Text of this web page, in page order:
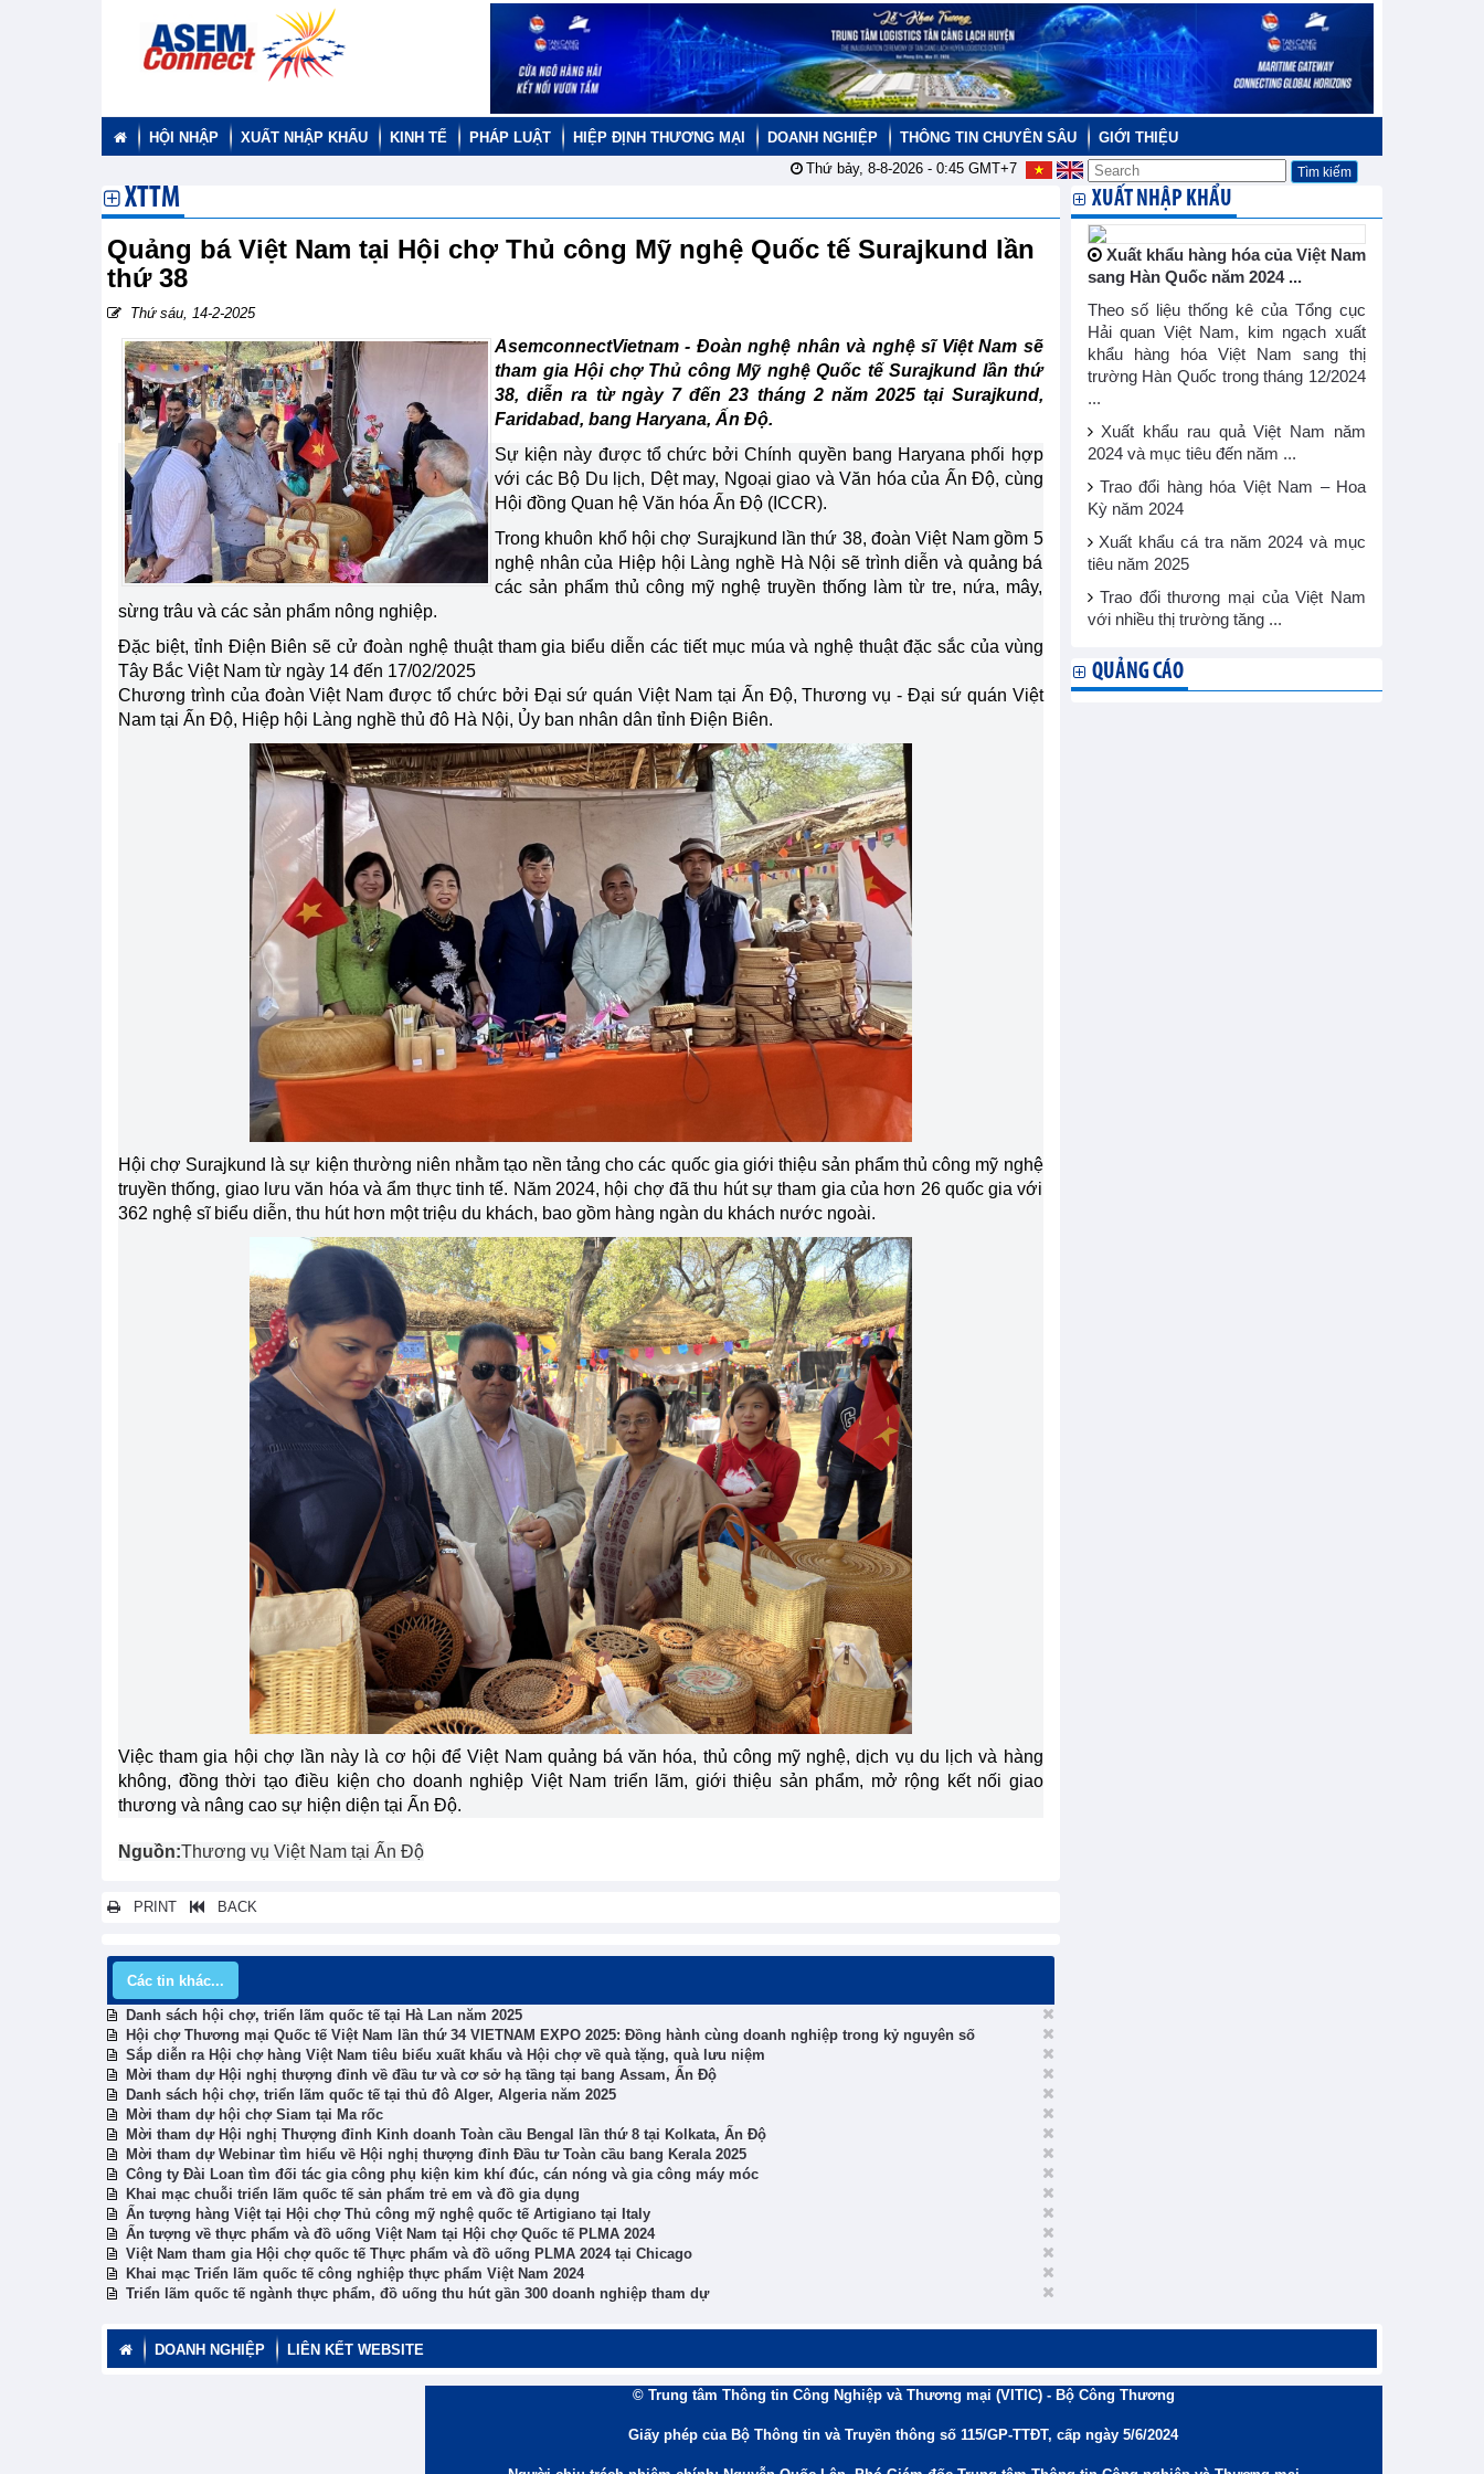
HỘI NHẬP XUẤT NHẬP KHẨU KINH TẾ PHÁP LUẬT HIỆP ĐỊNH THƯƠNG MẠI DOANH NGHIỆP THÔNG TIN CHUYÊN SÂU
GIỚI THIỆU
Thứ bảy, 8-8-2026 - 0:45GMT+7
XTTM
Quảng bá Việt Nam tại Hội chợ Thủ công Mỹ nghệ Quốc tế Surajkund lần
thứ 38
Thứ sáu, 14-2-2025
AsemconnectVietnam - Đoàn nghệ nhân và nghệ sĩ Việt Nam sẽ
tham gia Hội chợ Thủ công Mỹ nghệ Quốc tế Surajkund lần thứ
38, diễn ra từ ngày 7 đến 23 tháng 2 năm 2025 tại Surajkund,
Faridabad, bang Haryana, Ấn Độ.
Sự kiện này được tổ chức bởi Chính quyền bang Haryana phối hợp
với các Bộ Du lịch, Dệt may, Ngoại giao và Văn hóa của Ấn Độ, cùng
Hội đồng Quan hệ Văn hóa Ấn Độ (ICCR).
Trong khuôn khổ hội chợ Surajkund lần thứ 38, đoàn Việt Nam gồm 5
nghệ nhân của Hiệp hội Làng nghề Hà Nội sẽ trình diễn và quảng bá
các sản phẩm thủ công mỹ nghệ truyền thống làm từ tre, nứa, mây,
sừng trâu và các sản phẩm nông nghiệp.
Đặc biệt, tỉnh Điện Biên sẽ cử đoàn nghệ thuật tham gia biểu diễn các tiết mục múa và nghệ thuật đặc sắc của vùng
Tây Bắc Việt Nam từ ngày 14 đến 17/02/2025
Chương trình của đoàn Việt Nam được tổ chức bởi Đại sứ quán Việt Nam tại Ấn Độ, Thương vụ - Đại sứ quán Việt
Nam tại Ấn Độ, Hiệp hội Làng nghề thủ đô Hà Nội, Ủy ban nhân dân tỉnh Điện Biên.
Hội chợ Surajkund là sự kiện thường niên nhằm tạo nền tảng cho các quốc gia giới thiệu sản phẩm thủ công mỹ nghệ
truyền thống, giao lưu văn hóa và ẩm thực tinh tế. Năm 2024, hội chợ đã thu hút sự tham gia của hơn 26 quốc gia với
362 nghệ sĩ biểu diễn, thu hút hơn một triệu du khách, bao gồm hàng ngàn du khách nước ngoài.
Việc tham gia hội chợ lần này là cơ hội để Việt Nam quảng bá văn hóa, thủ công mỹ nghệ, dịch vụ du lịch và hàng
không, đồng thời tạo điều kiện cho doanh nghiệp Việt Nam triển lãm, giới thiệu sản phẩm, mở rộng kết nối giao
thương và nâng cao sự hiện diện tại Ấn Độ.
Nguồn:Thương vụ Việt Nam tại Ấn Độ
PRINT BACK
Các tin khác...
Danh sách hội chợ, triển lãm quốc tế tại Hà Lan năm 2025
Hội chợ Thương mại Quốc tế Việt Nam lần thứ 34 VIETNAM EXPO 2025: Đồng hành cùng doanh nghiệp trong kỷ nguyên số
Sắp diễn ra Hội chợ hàng Việt Nam tiêu biểu xuất khẩu và Hội chợ về quà tặng, quà lưu niệm
Mời tham dự Hội nghị thượng đỉnh về đầu tư và cơ sở hạ tầng tại bang Assam, Ấn Độ
Danh sách hội chợ, triển lãm quốc tế tại thủ đô Alger, Algeria năm 2025
Mời tham dự hội chợ Siam tại Ma rốc
Mời tham dự Hội nghị Thượng đỉnh Kinh doanh Toàn cầu Bengal lần thứ 8 tại Kolkata, Ấn Độ
Mời tham dự Webinar tìm hiểu về Hội nghị thượng đỉnh Đầu tư Toàn cầu bang Kerala 2025
Công ty Đài Loan tìm đối tác gia công phụ kiện kim khí đúc, cán nóng và gia công máy móc
Khai mạc chuỗi triển lãm quốc tế sản phẩm trẻ em và đồ gia dụng
Ấn tượng hàng Việt tại Hội chợ Thủ công mỹ nghệ quốc tế Artigiano tại Italy
Ấn tượng về thực phẩm và đồ uống Việt Nam tại Hội chợ Quốc tế PLMA 2024
Việt Nam tham gia Hội chợ quốc tế Thực phẩm và đồ uống PLMA 2024 tại Chicago
Khai mạc Triển lãm quốc tế công nghiệp thực phẩm Việt Nam 2024
Triển lãm quốc tế ngành thực phẩm, đồ uống thu hút gần 300 doanh nghiệp tham dự
XUẤT NHẬP KHẨU
Xuất khẩu hàng hóa của Việt Nam
sang Hàn Quốc năm 2024 ...
Theo số liệu thống kê của Tổng cục
Hải quan Việt Nam, kim ngạch xuất
khẩu hàng hóa Việt Nam sang thị
trường Hàn Quốc trong tháng 12/2024
...
Xuất khẩu rau quả Việt Nam năm
2024 và mục tiêu đến năm ...
Trao đổi hàng hóa Việt Nam – Hoa
Kỳ năm 2024
Xuất khẩu cá tra năm 2024 và mục
tiêu năm 2025
Trao đổi thương mại của Việt Nam
với nhiều thị trường tăng ...
QUẢNG CÁO
DOANH NGHIỆP LIÊN KẾT WEBSITE
© Trung tâm Thông tin Công Nghiệp và Thương mại (VITIC) - Bộ Công Thương
Giấy phép của Bộ Thông tin và Truyền thông số 115/GP-TTĐT, cấp ngày 5/6/2024